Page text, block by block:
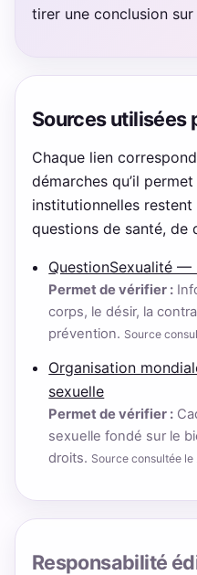
tirer une conclusion sur
Sources utilisées
Chaque lien
démarches qu’il
institutionnelles
questions de santé, de
QuestionSexualité —
Permet de vérifier :
corps, le désir, la
prévention. Source
Organisation
sexuelle
Permet de vérifier :
sexuelle fondé sur le
droits. Source consultée
Responsabilité